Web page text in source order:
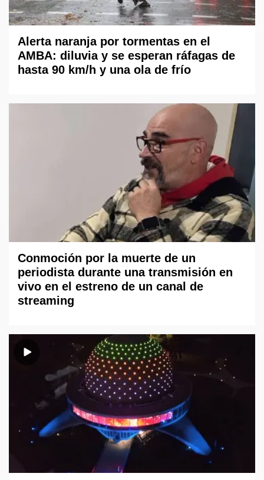
Alerta naranja por tormentas en el
AMBA: diluvia y se esperan ráfagas de
hasta 90 km/h y una ola de frío
Conmoción por la muerte de un
periodista durante una transmisión en
vivo en el estreno de un canal de
streaming